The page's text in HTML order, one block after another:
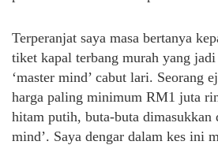
Terperanjat saya masa bertanya
tiket kapal terbang murah yang
‘master mind’ cabut lari. Seorang
harga paling minimum RM1 juta
hitam putih, buta-buta dimasukkan
mind’. Saya dengar dalam kes ini